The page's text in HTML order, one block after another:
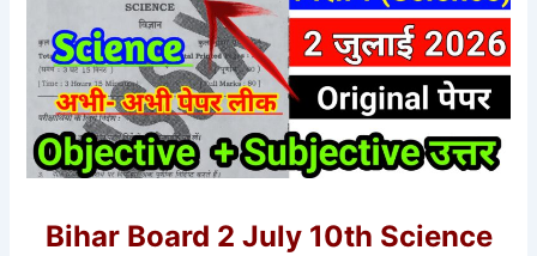
Bihar Board 2 July 10th Science